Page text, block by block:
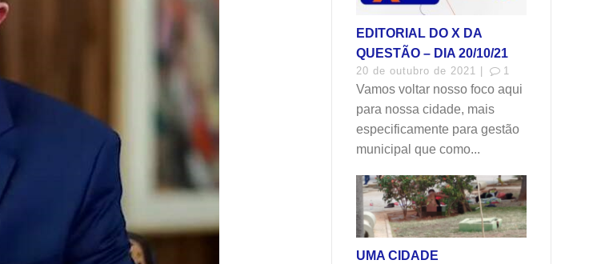
EDITORIAL DO X DA
QUESTÃO – DIA 20/10/21
20 de outubro de 2021 | 1
Vamos voltar nosso foco aqui
para nossa cidade, mais
especificamente para gestão
municipal que como...
UMA CIDADE